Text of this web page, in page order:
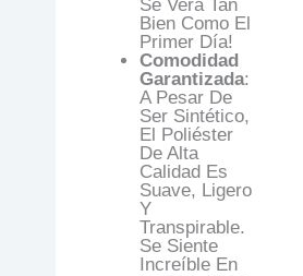
Se Verá Tan
Bien Como El
Primer Día!
Comodidad
Garantizada:
A Pesar De
Ser Sintético,
El Poliéster
De Alta
Calidad Es
Suave, Ligero
Y
Transpirable.
Se Siente
Increíble En